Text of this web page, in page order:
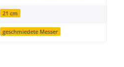
21 cm
geschmiedete Messer